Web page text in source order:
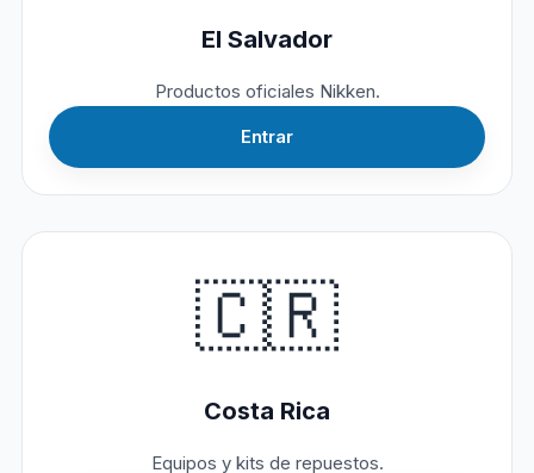
El Salvador
Productos oficiales Nikken.
Entrar
🇨🇷
Costa Rica
Equipos y kits de repuestos.